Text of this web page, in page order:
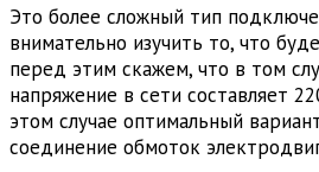
Это более сложный тип
внимательно изучить то, что
перед этим скажем, что в том
напряжение в сети составляет
этом случае оптимальный
соединение обмоток